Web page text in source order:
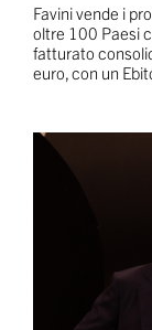
Favini vende i
oltre 100 Paesi
fatturato
euro, con un